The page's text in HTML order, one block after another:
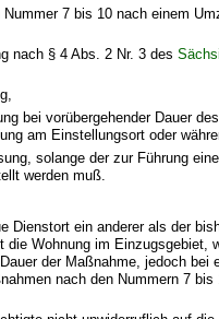
7 bis 10 nach einem
nach § 4 Abs. 2 Nr. 3 des
bei vorübergehender Dauer des
am Einstellungsort oder
solange der zur Führung
werden muß.
Dienstort ein anderer als der
Wohnung im Einzugsgebiet,
der Maßnahme, jedoch bei
nach den Nummern 7 bis